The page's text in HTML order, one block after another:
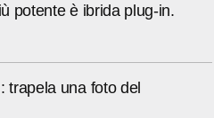
potente è ibrida plug-in.
trapela una foto del